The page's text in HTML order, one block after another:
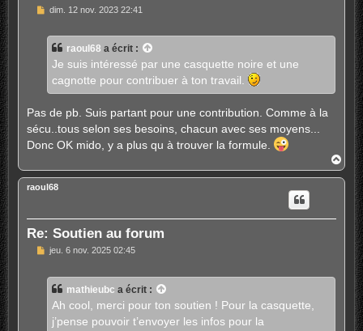
M
s
dim. 12 nov. 2023 22:41
raoul68 a écrit :
Je suis intéressé par une casquette noire et une
cagnotte pour contribuer à ton travail.
Pas de pb. Suis partant pour une contribution. Comme à la
sécu..tous selon ses besoins, chacun avec ses moyens...
Donc OK mido, y a plus qu à trouver la formule.
a
u
raoul68
Re: Soutien au forum
M
s
jeu. 6 nov. 2025 02:45
mathieubc a écrit :
Ah cool, merci pour ton soutien ! Pour la casquette,
j’pense pouvoir t’envoyer les infos pour la